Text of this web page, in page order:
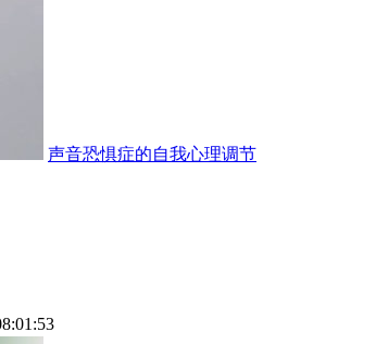
声音恐惧症的自我心理调节